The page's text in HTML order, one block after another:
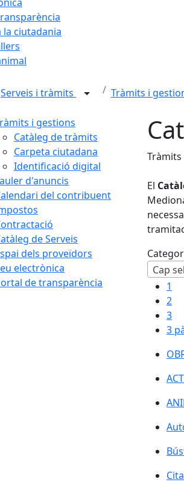
la ciutadania
Serveis i tràmits Tràmits i
i gestions
Catàleg de tràmits
Carpeta ciutadana
Identificació digital
d'anuncis
del contribuent
de Serveis
dels proveïdors
electrònica
de transparència
El
Cap
1
2
3
3